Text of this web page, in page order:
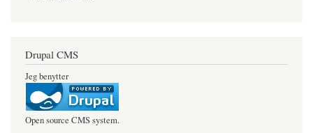
Drupal CMS
Jeg benytter
Open source CMS system.